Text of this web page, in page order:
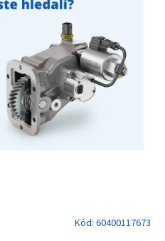
Kód: 60400117673